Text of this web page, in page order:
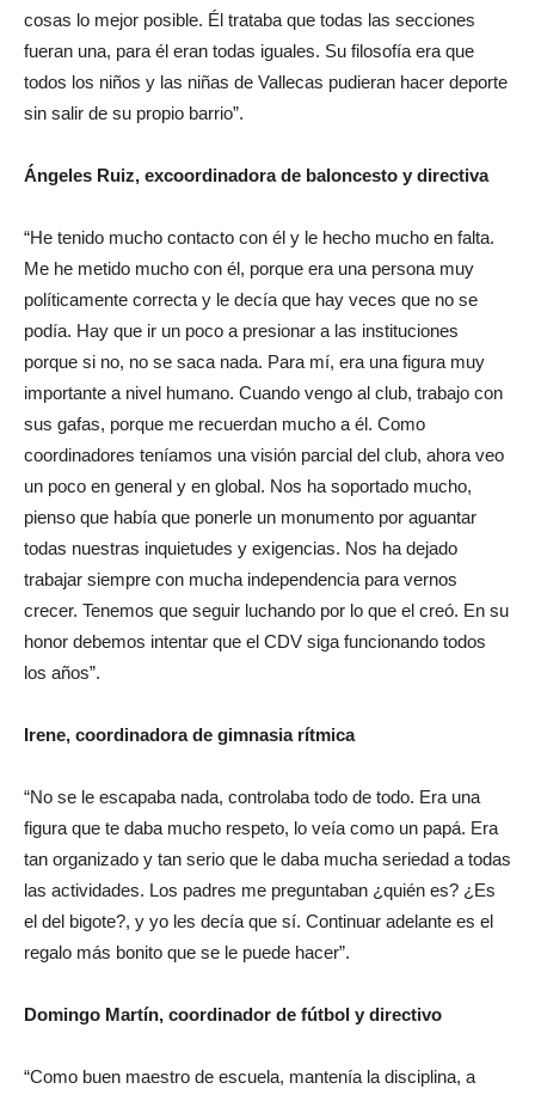
cosas lo mejor posible. Él trataba que todas las secciones
fueran una, para él eran todas iguales. Su filosofía era que
todos los niños y las niñas de Vallecas pudieran hacer deporte
sin salir de su propio barrio”.
Ángeles Ruiz, excoordinadora de baloncesto y directiva
“He tenido mucho contacto con él y le hecho mucho en falta.
Me he metido mucho con él, porque era una persona muy
políticamente correcta y le decía que hay veces que no se
podía. Hay que ir un poco a presionar a las instituciones
porque si no, no se saca nada. Para mí, era una figura muy
importante a nivel humano. Cuando vengo al club, trabajo con
sus gafas, porque me recuerdan mucho a él. Como
coordinadores teníamos una visión parcial del club, ahora veo
un poco en general y en global. Nos ha soportado mucho,
pienso que había que ponerle un monumento por aguantar
todas nuestras inquietudes y exigencias. Nos ha dejado
trabajar siempre con mucha independencia para vernos
crecer. Tenemos que seguir luchando por lo que el creó. En su
honor debemos intentar que el CDV siga funcionando todos
los años”.
Irene, coordinadora de gimnasia rítmica
“No se le escapaba nada, controlaba todo de todo. Era una
figura que te daba mucho respeto, lo veía como un papá. Era
tan organizado y tan serio que le daba mucha seriedad a todas
las actividades. Los padres me preguntaban ¿quién es? ¿Es
el del bigote?, y yo les decía que sí. Continuar adelante es el
regalo más bonito que se le puede hacer”.
Domingo Martín, coordinador de fútbol y directivo
“Como buen maestro de escuela, mantenía la disciplina, a